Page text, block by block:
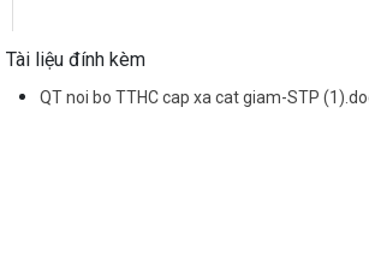
Tài liệu đính kèm
QT noi bo TTHC cap xa cat giam-STP